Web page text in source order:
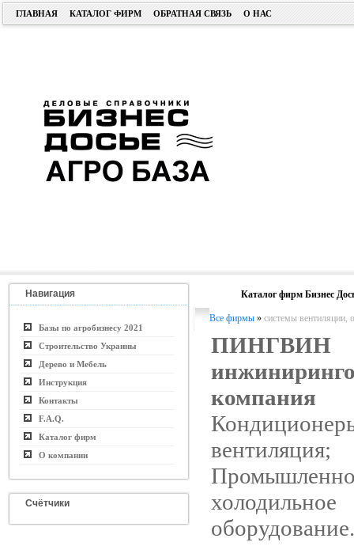
ГЛАВНАЯ КАТАЛОГ ФИРМ ОБРАТНАЯ СВЯЗЬ О НАС
Навигация
Базы по агробизнесу 2021
Строительство Украины
Дерево и Мебель
Инструкция
Контакты
F.A.Q.
Каталог фирм
О компании
Счётчики
Каталог фирм Бизнес
Все фирмы » системы вентиляции,
ПИНГВИН
компания
вентиляция;
холодильное